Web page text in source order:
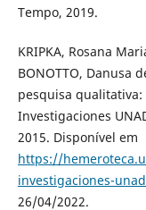
Tempo, 2019.
KRIPKA, Rosana
BONOTTO, Danusa
pesquisa qualitativa:
Investigaciones
2015. Disponível em
https://
investigaciones-
26/04/2022.